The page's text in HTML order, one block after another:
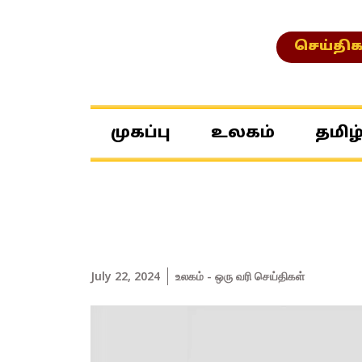
முகப்பு உலகம்
July 22, 2024 உலகம் - ஒரு வரி செய்திகள்